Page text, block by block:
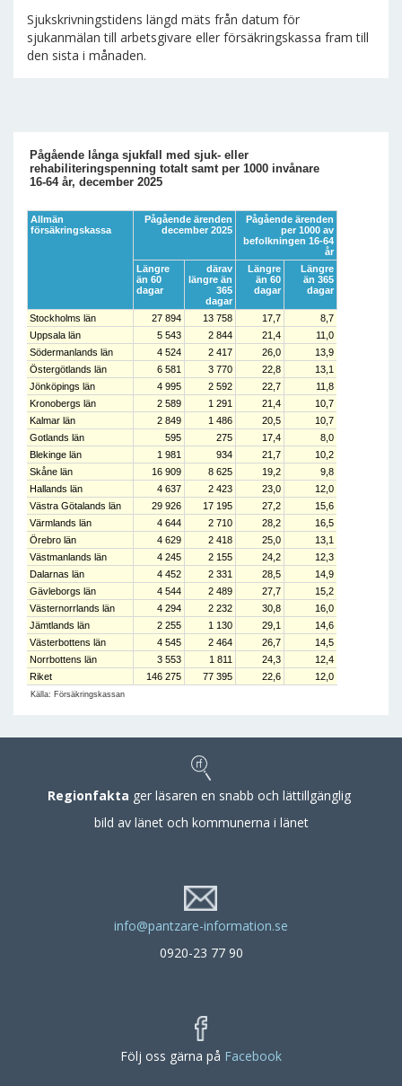
Sjukskrivningstidens längd mäts från datum för
sjukanmälan till arbetsgivare eller försäkringskassa fram till
den sista i månaden.
Pågående långa sjukfall med sjuk- eller
rehabiliteringspenning totalt samt per 1000 invånare
16-64 år, december 2025
Allmän
försäkringskassa
Pågående ärenden
december 2025
Pågående ärenden
per 1000 av
befolkningen 16-64
år
Längre
än 60
dagar
därav
längre än
365
dagar
Längre
än 60
dagar
Längre
än 365
dagar
Stockholms län 27 894 13 758 17,7
8,7
Uppsala län
5 543 2 844 21,4
11,0
Södermanlands län
4 524 2 417 26,0
13,9
Östergötlands län
6 581 3 770 22,8
13,1
Jönköpings län
4 995 2 592 22,7
11,8
Kronobergs län
2 589 1 291 21,4
10,7
Kalmar län
2 849 1 486 20,5
10,7
Gotlands län
595 275 17,4
8,0
Blekinge län
1 981 934 21,7
10,2
Skåne län
16 909 8 625 19,2
9,8
Hallands län
4 637 2 423 23,0
12,0
Västra Götalands län
29 926 17 195 27,2
15,6
Värmlands län
4 644 2 710 28,2
16,5
Örebro län
4 629 2 418 25,0
13,1
Västmanlands län
4 245 2 155 24,2
12,3
Dalarnas län
4 452 2 331 28,5
14,9
Gävleborgs län
4 544 2 489 27,7
15,2
Västernorrlands län
4 294 2 232 30,8
16,0
Jämtlands län
2 255 1 130 29,1
14,6
Västerbottens län
4 545 2 464 26,7
14,5
Norrbottens län
3 553 1 811 24,3
12,4
Riket
146 275 77 395 22,6 12,0
Källa: Försäkringskassan
Regionfakta ger läsaren en snabb och lättillgänglig
bild av länet och kommunerna i länet
info@pantzare-information.se
0920-23 77 90
Följ oss gärna på Facebook